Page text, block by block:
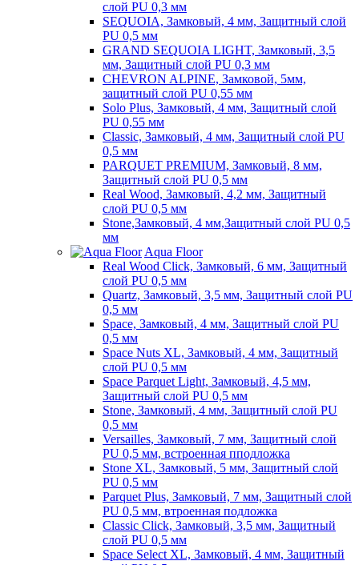
слой PU 0,3 мм
SEQUOIA, Замковый, 4 мм, Защитный слой
PU 0,5 мм
GRAND SEQUOIA LIGHT, Замковый, 3,5
мм, Защитный слой PU 0,3 мм
CHEVRON ALPINE, Замковой, 5мм,
защитный слой PU 0,55 мм
Solo Plus, Замковый, 4 мм, Защитный слой
PU 0,55 мм
Classic, Замковый, 4 мм, Защитный слой PU
0,5 мм
PARQUET PREMIUM, Замковый, 8 мм,
Защитный слой PU 0,5 мм
Real Wood, Замковый, 4,2 мм, Защитный
слой PU 0,5 мм
Stone,Замковый, 4 мм,Защитный слой PU 0,5
мм
Aqua Floor
Real Wood Click, Замковый, 6 мм, Защитный
слой PU 0,5 мм
Quartz, Замковый, 3,5 мм, Защитный слой PU
0,5 мм
Space, Замковый, 4 мм, Защитный слой PU
0,5 мм
Space Nuts XL, Замковый, 4 мм, Защитный
слой PU 0,5 мм
Space Parquet Light, Замковый, 4,5 мм,
Защитный слой PU 0,5 мм
Stone, Замковый, 4 мм, Защитный слой PU
0,5 мм
Versailles, Замковый, 7 мм, Защитный слой
PU 0,5 мм, встроенная пподложка
Stone XL, Замковый, 5 мм, Защитный слой
PU 0,5 мм
Parquet Plus, Замковый, 7 мм, Защитный слой
PU 0,5 мм, втроенная подложка
Classic Click, Замковый, 3,5 мм, Защитный
слой PU 0,5 мм
Space Select XL, Замковый, 4 мм, Защитный